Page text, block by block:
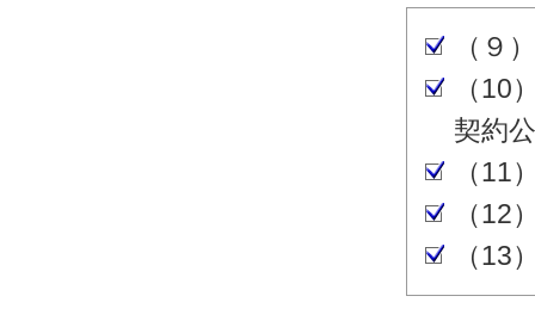
（９
（10
契約
（11
（12
（13